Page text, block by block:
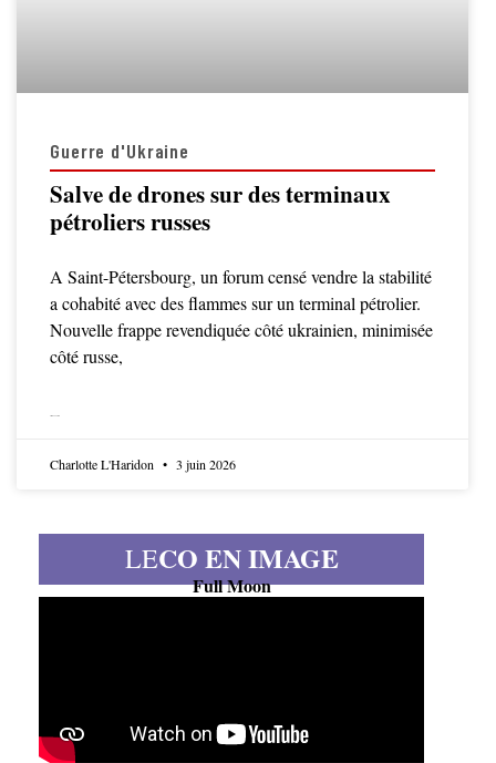
Guerre d'Ukraine
Salve de drones sur des terminaux
pétroliers russes
A Saint-Pétersbourg, un forum censé vendre la stabilité
a cohabité avec des flammes sur un terminal pétrolier.
Nouvelle frappe revendiquée côté ukrainien, minimisée
côté russe,
Charlotte L'Haridon 3 juin 2026
LECO EN IMAGE
Full Moon